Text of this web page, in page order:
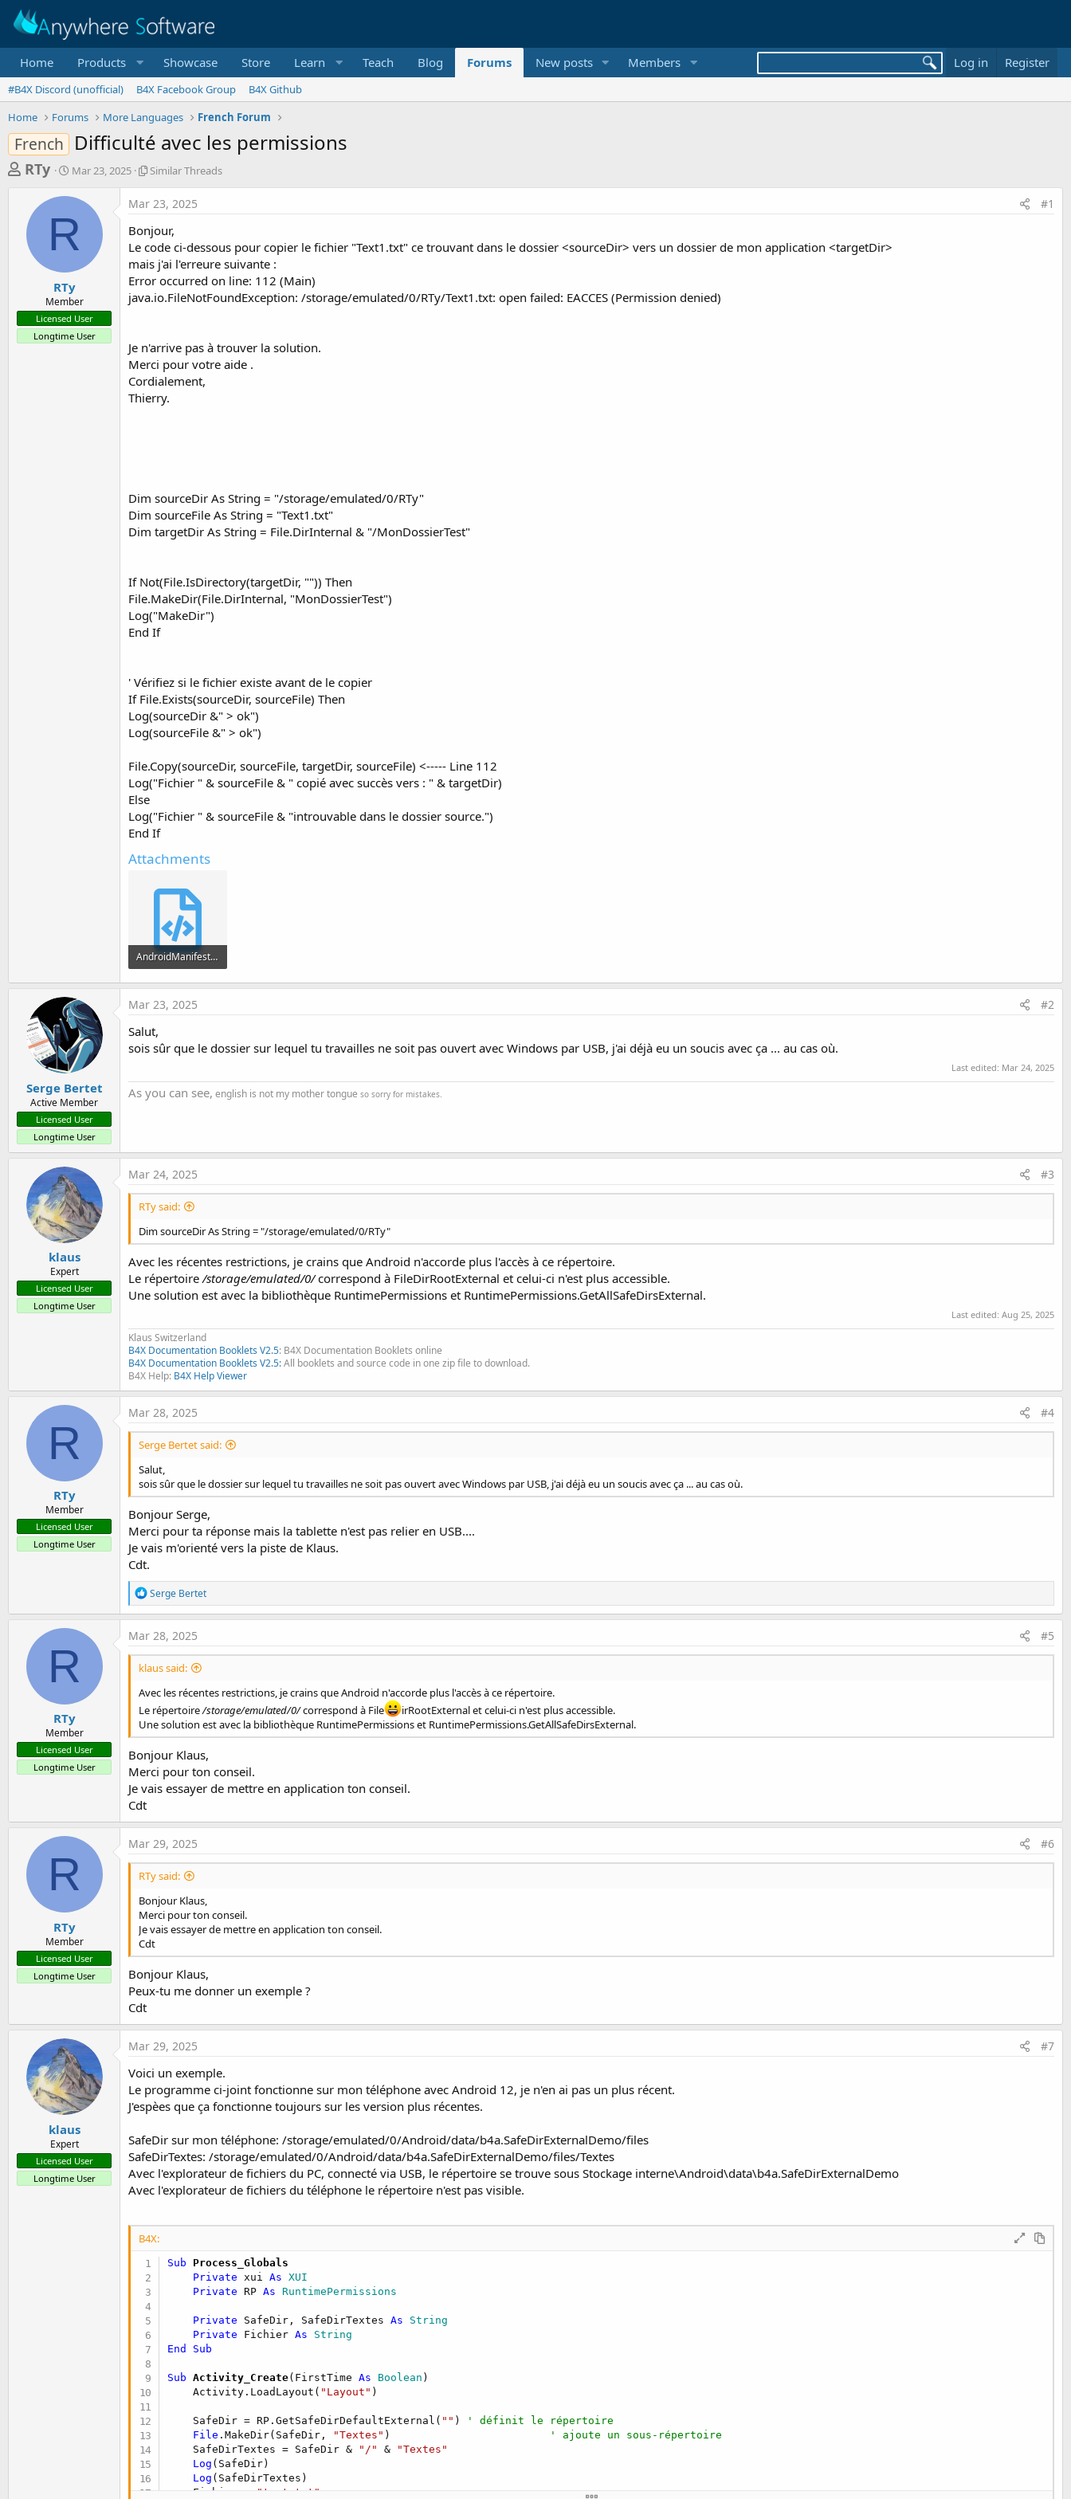
Home Products Showcase Store Learn Teach Blog Forums New posts Members Log in Register
#B4X Discord (unofficial) B4X Facebook Group
B4X Github
Home
Forums More Languages French Forum
French Difficulté avec les permissions
T
e
a
t
a
r
RTy
S
a
t
d
a
Mar 23, 2025
S
a
r
T
h
r
s
Similar Threads
R
RTy
Member
Licensed User
Longtime User
Mar 23, 2025 #1
Bonjour,
Le code ci-dessous pour copier le fichier "Text1.txt" ce trouvant dans le dossier <sourceDir> vers un dossier de mon application <targetDir>
mais j'ai l'erreure suivante :
Error occurred on line: 112 (Main)
java.io.FileNotFoundException: /storage/emulated/0/RTy/Text1.txt: open failed: EACCES (Permission denied)
Je n'arrive pas à trouver la solution.
Merci pour votre aide .
Cordialement,
Thierry.
Dim sourceDir As String = "/storage/emulated/0/RTy"
Dim sourceFile As String = "Text1.txt"
Dim targetDir As String = File.DirInternal & "/MonDossierTest"
If Not(File.IsDirectory(targetDir, "")) Then
File.MakeDir(File.DirInternal, "MonDossierTest")
Log("MakeDir")
End If
' Vérifiez si le fichier existe avant de le copier
If File.Exists(sourceDir, sourceFile) Then
Log(sourceDir &" > ok")
Log(sourceFile &" > ok")
File.Copy(sourceDir, sourceFile, targetDir, sourceFile) <----- Line 112
Log("Fichier " & sourceFile & " copié avec succès vers : " & targetDir)
Else
Log("Fichier " & sourceFile & "introuvable dans le dossier source.")
End If
Attachments
AndroidManifest.xml
1.5 KB · Views: 246
Serge Bertet
Active Member
Licensed User
Longtime User
Mar 23, 2025 #2
Salut,
sois sûr que le dossier sur lequel tu travailles ne soit pas ouvert avec Windows par USB, j'ai déjà eu un soucis avec ça ... au cas où.
Last edited: Mar 24, 2025
As you can see, english is not my mother tongue so sorry for mistakes.
klaus
Expert
Licensed User
Longtime User
Mar 24, 2025 #3
RTy said:
Dim sourceDir As String = "/storage/emulated/0/RTy"
Avec les récentes restrictions, je crains que Android n'accorde plus l'accès à ce répertoire.
Le répertoire/storage/emulated/0/correspond à FileDirRootExternal et celui-ci n'est plus accessible.
Une solution est avec la bibliothèque RuntimePermissions et RuntimePermissions.GetAllSafeDirsExternal.
Last edited: Aug 25, 2025
Klaus Switzerland
B4X Documentation Booklets V2.5: B4X Documentation Booklets online
B4X Documentation Booklets V2.5:All booklets and source code in one zip file to download.
B4X Help: B4X Help Viewer
R
RTy
Member
Licensed User
Longtime User
Mar 28, 2025 #4
Serge Bertet said:
Salut,
sois sûr que le dossier sur lequel tu travailles ne soit pas ouvert avec Windows par USB, j'ai déjà eu un soucis avec ça ... au cas où.
Bonjour Serge,
Merci pour ta réponse mais la tablette n'est pas relier en USB....
Je vais m'orienté vers la piste de Klaus.
Cdt.
R
e
a
i
o
s
:
Serge Bertet
R
RTy
Member
Licensed User
Longtime User
Mar 28, 2025 #5
klaus said:
Avec les récentes restrictions, je crains que Android n'accorde plus l'accès à ce répertoire.
Le répertoire/storage/emulated/0/correspond à File
irRootExternal et celui-ci n'est plus accessible.
Une solution est avec la bibliothèque RuntimePermissions et RuntimePermissions.GetAllSafeDirsExternal.
Bonjour Klaus,
Merci pour ton conseil.
Je vais essayer de mettre en application ton conseil.
Cdt
R
RTy
Member
Licensed User
Longtime User
Mar 29, 2025 #6
RTy said:
Bonjour Klaus,
Merci pour ton conseil.
Je vais essayer de mettre en application ton conseil.
Cdt
Bonjour Klaus,
Peux-tu me donner un exemple ?
Cdt
klaus
Expert
Licensed User
Longtime User
Mar 29, 2025 #7
Voici un exemple.
Le programme ci-joint fonctionne sur mon téléphone avec Android 12, je n'en ai pas un plus récent.
J'espèes que ça fonctionne toujours sur les version plus récentes.
SafeDir sur mon téléphone: /storage/emulated/0/Android/data/b4a.SafeDirExternalDemo/files
SafeDirTextes: /storage/emulated/0/Android/data/b4a.SafeDirExternalDemo/files/Textes
Avec l'explorateur de fichiers du PC, connecté via USB, le répertoire se trouve sous Stockage interne\Android\data\b4a.SafeDirExternalDemo
Avec l'explorateur de fichiers du téléphone le répertoire n'est pas visible.
B4X:
Sub Process_Globals
Private xui As XUI
Private RP As RuntimePermissions
Private SafeDir, SafeDirTextes As String
Private Fichier As String
End
Sub
Sub Activity_Create(FirstTime As Boolean )
    Activity.LoadLayout(
"Layout" )
    SafeDir = RP.GetSafeDirDefaultExternal(
"" )
' définit le répertoire
File .MakeDir(SafeDir, "Textes" )
' ajoute un sous-répertoire
    SafeDirTextes = SafeDir &
"/" &
"Textes"
Log (SafeDir)
Log (SafeDirTextes)
    Fichier =
"test.txt"